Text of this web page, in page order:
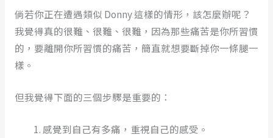
倘若你正在遭遇類似 Donny 這樣的情形，該怎麼辦呢？
我覺得真的很難、很難、很難，因為那些痛苦是你所習慣
的，要離開你所習慣的痛苦，簡直就想要斷掉你一條腿一
樣。
但我覺得下面的三個步驟是重要的：
感覺到自己有多痛，重視自己的感受。